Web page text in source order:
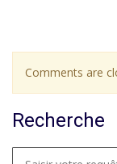
Comments are
Recherche